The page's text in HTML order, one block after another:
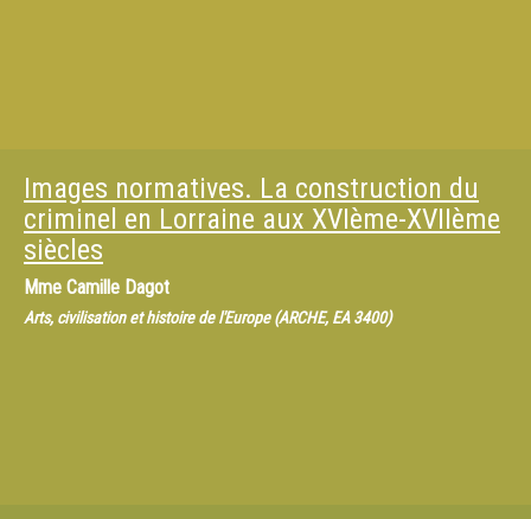
Images normatives. La construction du
criminel en Lorraine aux XVIème-XVIIème
siècles
Mme Camille Dagot
Arts, civilisation et histoire de l'Europe (ARCHE, EA 3400)